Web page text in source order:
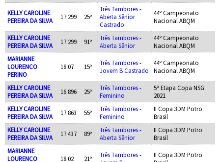
KELLY CAROLINE
PEREIRA DA SILVA
17.299 25º
Três Tambores -
Aberta Sênior
Castrado
44º Campeonato
Nacional ABQM
KELLY CAROLINE
PEREIRA DA SILVA
17.299 91º
Três Tambores -
Aberta Sênior
44º Campeonato
Nacional ABQM
MARIANNE
LOURENCO
PERINO
18.07 15º
Três Tambores -
Jovem B Castrado
44º Campeonato
Nacional ABQM
KELLY CAROLINE
PEREIRA DA SILVA
16.896 25º
Três Tambores -
Feminino
5ª Etapa Copa NSG
2021
KELLY CAROLINE
PEREIRA DA SILVA
17.863 55º
Três Tambores -
Feminino
II Copa 3DM Potro
Brasil
KELLY CAROLINE
PEREIRA DA SILVA
17.437 89º
Três Tambores -
Aberta Sênior
II Copa 3DM Potro
Brasil
MARIANNE
LOURENCO
18.02 21º
Três Tambores -
II Copa 3DM Potro